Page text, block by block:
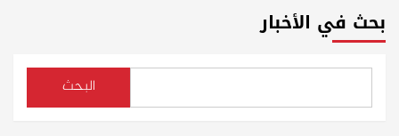
بحث في الأخبار
البحث